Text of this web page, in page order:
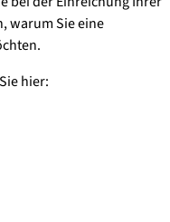
warum Sie eine
hier: